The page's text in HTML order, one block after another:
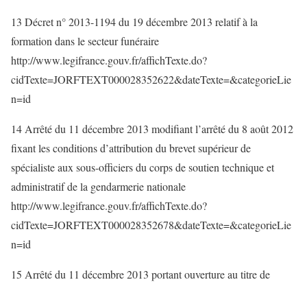
13 Décret n° 2013-1194 du 19 décembre 2013 relatif à la
formation dans le secteur funéraire
http://www.legifrance.gouv.fr/affichTexte.do?
cidTexte=JORFTEXT000028352622&dateTexte=&categorieLie
n=id
14 Arrêté du 11 décembre 2013 modifiant l’arrêté du 8 août 2012
fixant les conditions d’attribution du brevet supérieur de
spécialiste aux sous-officiers du corps de soutien technique et
administratif de la gendarmerie nationale
http://www.legifrance.gouv.fr/affichTexte.do?
cidTexte=JORFTEXT000028352678&dateTexte=&categorieLie
n=id
15 Arrêté du 11 décembre 2013 portant ouverture au titre de